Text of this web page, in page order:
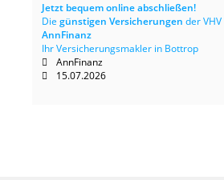
Jetzt bequem online abschließen!
Die günstigen Versicherungen der VHV
AnnFinanz
Ihr Versicherungsmakler in Bottrop
AnnFinanz
15.07.2026